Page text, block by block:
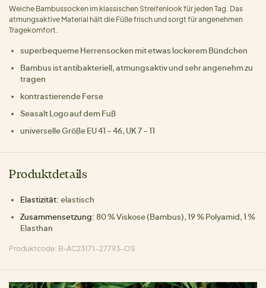
Weiche Bambussocken im klassischen Streifenlook für jeden Tag. Das
atmungsaktive Material hält die Füße frisch und sorgt für angenehmen
Tragekomfort.
superbequeme Herrensocken mit etwas lockerem Bündchen
Bambus ist antibakteriell, atmungsaktiv und sehr angenehm zu
tragen
kontrastierende Ferse
Seasalt Logo auf dem Fuß
universelle Größe EU 41 – 46, UK 7 – 11
Produktdetails
Elastizität: elastisch
Zusammensetzung: 80 % Viskose (Bambus), 19 % Polyamid, 1 %
Elasthan
Produktcode: B-AC23171-27793-OS